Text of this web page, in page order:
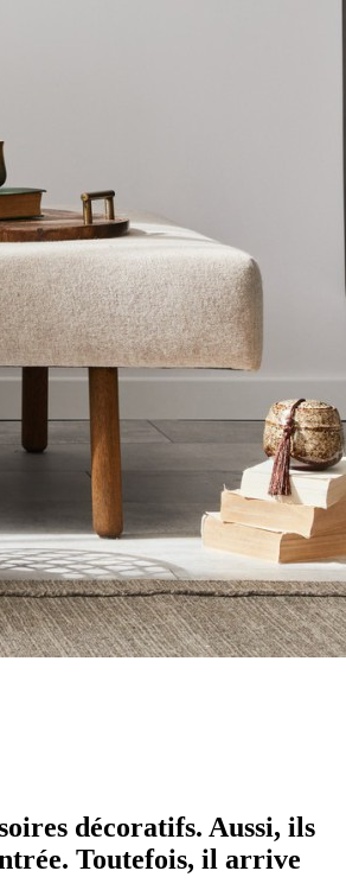
décoratifs. Aussi, ils
Toutefois, il arrive